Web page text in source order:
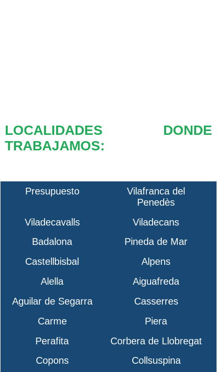
LOCALIDADES DONDE
TRABAJAMOS:
Presupuesto
Vilafranca del
Penedès
Viladecavalls
Viladecans
Badalona
Pineda de Mar
Castellbisbal
Alpens
Alella
Aiguafreda
Aguilar de Segarra
Casserres
Carme
Piera
Perafita
Corbera de Llobregat
Copons
Collsuspina